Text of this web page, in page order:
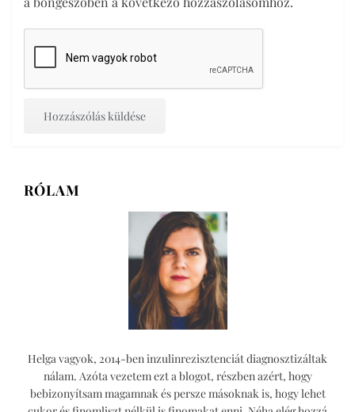
RÓLAM
Helga vagyok, 2014-ben inzulinrezisztenciát diagnosztizáltak
nálam. Azóta vezetem ezt a blogot, részben azért, hogy
bebizonyítsam magamnak és persze másoknak is, hogy lehet